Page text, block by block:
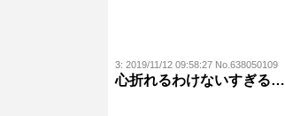
3: 2019/11/12 09:58:27 No.638050109
心折れるわけないすぎる…